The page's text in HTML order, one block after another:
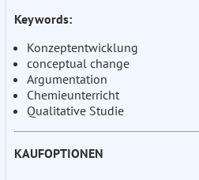
Keywords:
Konzeptentwicklung
conceptual change
Argumentation
Chemieunterricht
Qualitative Studie
KAUFOPTIONEN